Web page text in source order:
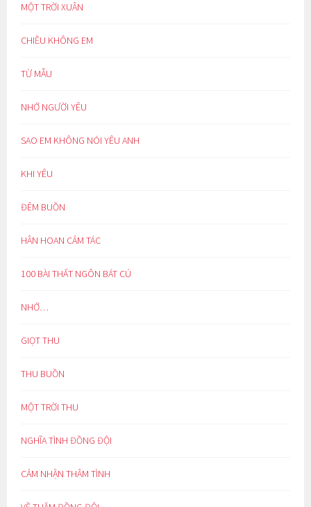
MỘT TRỜI XUÂN
CHIỀU KHÔNG EM
TỪ MẪU
NHỚ NGƯỜI YÊU
SAO EM KHÔNG NÓI YÊU ANH
KHI YÊU
ĐÊM BUỒN
HÂN HOAN CẢM TÁC
100 BÀI THẤT NGÔN BÁT CÚ
NHỚ…
GIỌT THU
THU BUỒN
MỘT TRỜI THU
NGHĨA TÌNH ĐỒNG ĐỘI
CẢM NHẬN THÂM TÌNH